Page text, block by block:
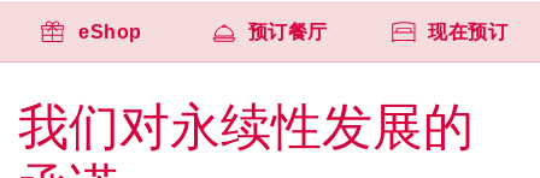
eShop 预订餐厅 现在预订
我们对永续性发展的